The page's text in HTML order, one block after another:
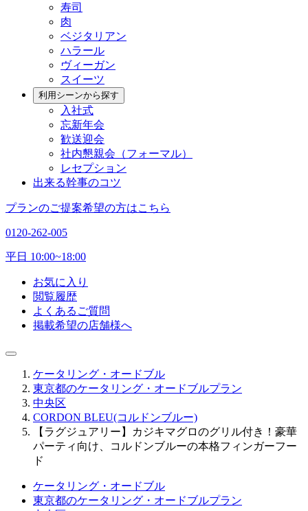
寿司
肉
ベジタリアン
ハラール
ヴィーガン
スイーツ
利用シーンから探す
入社式
忘新年会
歓送迎会
社内懇親会（フォーマル）
レセプション
出来る幹事のコツ
プランのご提案希望の方はこちら
0120-262-005
平日 10:00~18:00
お気に入り
閲覧履歴
よくあるご質問
掲載希望の店舗様へ
ケータリング・オードブル
東京都のケータリング・オードブルプラン
中央区
CORDON BLEU(コルドンブルー)
【ラグジュアリー】カジキマグロのグリル付き！豪華
パーティ向け、コルドンブルーの本格フィンガーフー
ド
ケータリング・オードブル
東京都のケータリング・オードブルプラン